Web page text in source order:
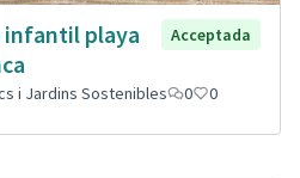
infantil playa
Acceptada
i Jardins Sostenibles 0 0